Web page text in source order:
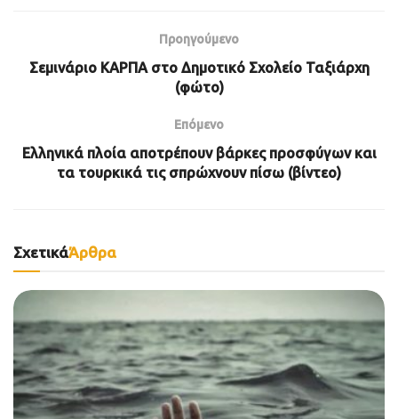
Προηγούμενο
Σεμινάριο ΚΑΡΠΑ στο Δημοτικό Σχολείο Ταξιάρχη
(φώτο)
Επόμενο
Ελληνικά πλοία αποτρέπουν βάρκες προσφύγων και
τα τουρκικά τις σπρώχνουν πίσω (βίντεο)
ΣχετικάΆρθρα